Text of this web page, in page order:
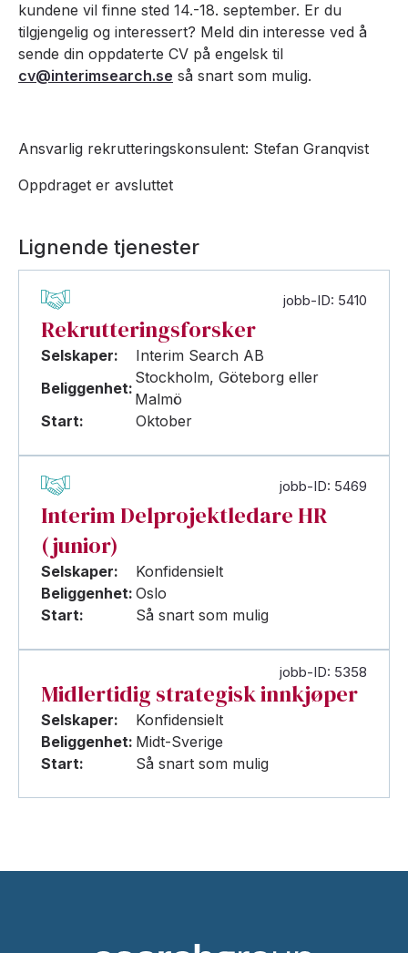
kundene vil finne sted 14.-18. september. Er du
tilgjengelig og interessert? Meld din interesse ved å
sende din oppdaterte CV på engelsk til
cv@interimsearch.se så snart som mulig.
Ansvarlig rekrutteringskonsulent: Stefan Granqvist
Oppdraget er avsluttet
Lignende tjenester
jobb-ID: 5410
Rekrutteringsforsker
Selskaper:
Interim Search AB
Beliggenhet:
Stockholm, Göteborg eller
Malmö
Start:
Oktober
jobb-ID: 5469
Interim Delprojektledare HR
(junior)
Selskaper:
Konfidensielt
Beliggenhet: Oslo
Start:
Så snart som mulig
jobb-ID: 5358
Midlertidig strategisk innkjøper
Selskaper:
Konfidensielt
Beliggenhet: Midt-Sverige
Start:
Så snart som mulig